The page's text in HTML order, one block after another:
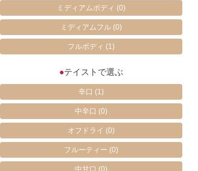
ミディアムボディ(0)
ミディアムフル(0)
フルボディ(1)
●テイストで選ぶ
辛口(1)
中辛口(0)
オフドライ(0)
フルーティー(0)
中甘口(0)